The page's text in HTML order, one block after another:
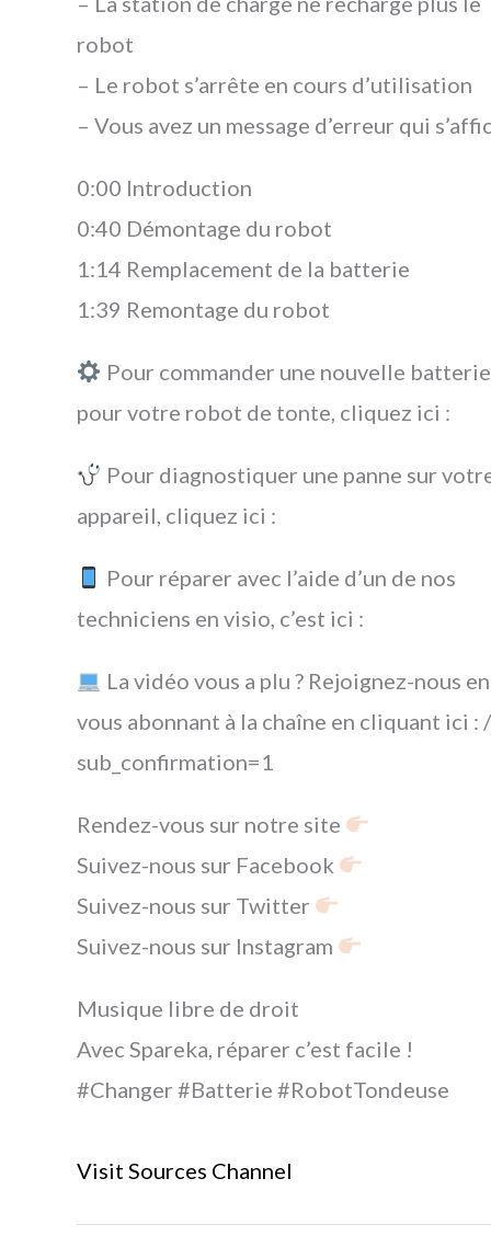
robot
– Le robot s’arrête en cours d’utilisation
– Vous avez un message d’erreur qui
0:00 Introduction
0:40 Démontage du robot
1:14 Remplacement de la batterie
1:39 Remontage du robot
Pour commander une nouvelle batterie
pour votre robot de tonte, cliquez ici :
Pour diagnostiquer une panne sur
appareil, cliquez ici :
Pour réparer avec l’aide d’un de nos
techniciens en visio, c’est ici :
La vidéo vous a plu ? Rejoignez-nous en
vous abonnant à la chaîne en cliquant ici :
sub_confirmation=1
Rendez-vous sur notre site
Suivez-nous sur Facebook
Suivez-nous sur Twitter
Suivez-nous sur Instagram
Musique libre de droit
Avec Spareka, réparer c’est facile !
#Changer #Batterie #RobotTondeuse
Visit Sources Channel